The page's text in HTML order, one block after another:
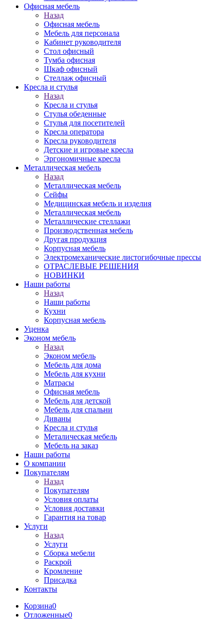
Офисная мебель
Назад
Офисная мебель
Мебель для персонала
Кабинет руководителя
Стол офисный
Тумба офисная
Шкаф офисный
Стеллаж офисный
Кресла и стулья
Назад
Кресла и стулья
Стулья обеденные
Стулья для посетителей
Кресла оператора
Кресла руководителя
Детские и игровые кресла
Эргономичные кресла
Металлическая мебель
Назад
Металлическая мебель
Сейфы
Медицинская мебель и изделия
Металлическая мебель
Металлические стеллажи
Производственная мебель
Другая продукция
Корпусная мебель
Электромеханические листогибочные прессы
ОТРАСЛЕВЫЕ РЕШЕНИЯ
НОВИНКИ
Наши работы
Назад
Наши работы
Кухни
Корпусная мебель
Уценка
Эконом мебель
Назад
Эконом мебель
Мебель для дома
Мебель для кухни
Матрасы
Офисная мебель
Мебель для детской
Мебель для спальни
Диваны
Кресла и стулья
Металическая мебель
Мебель на заказ
Наши работы
О компании
Покупателям
Назад
Покупателям
Условия оплаты
Условия доставки
Гарантия на товар
Услуги
Назад
Услуги
Сборка мебели
Раскрой
Кромление
Присадка
Контакты
Корзина0
Отложенные0